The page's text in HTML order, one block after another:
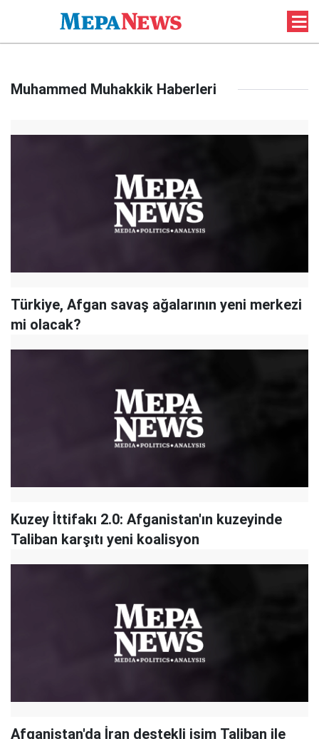
Muhammed Muhakkik Haberleri
Türkiye, Afgan savaş ağalarının yeni merkezi
mi olacak?
Kuzey İttifakı 2.0: Afganistan'ın kuzeyinde
Taliban karşıtı yeni koalisyon
Afganistan'da İran destekli isim Taliban ile